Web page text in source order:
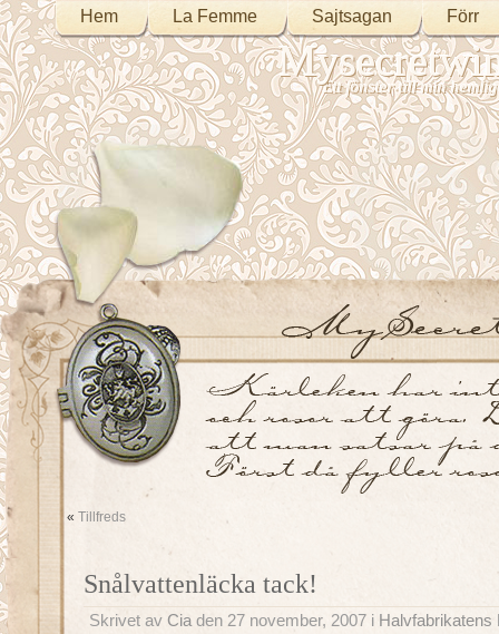
Hem La Femme Sajtsagan Förr
Ett fönster till min
« Tillfreds
Snålvattenläcka tack!
Skrivet av Cia den 27 november, 2007 i Halvfabrikatens